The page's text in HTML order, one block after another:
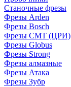
Станочные фрезы
Фрезы Arden
Фрезы Bosch
Фрезы CMT (ЦРИ)
Фрезы Globus
Фрезы Strong
Фрезы алмазные
Фрезы Атака
Фрезы Зубр